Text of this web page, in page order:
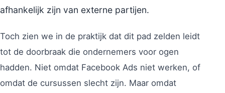
afhankelijk zijn van externe partijen.
Toch zien we in de praktijk dat dit pad zelden leidt
tot de doorbraak die ondernemers voor ogen
hadden. Niet omdat Facebook Ads niet werken, of
omdat de cursussen slecht zijn. Maar omdat